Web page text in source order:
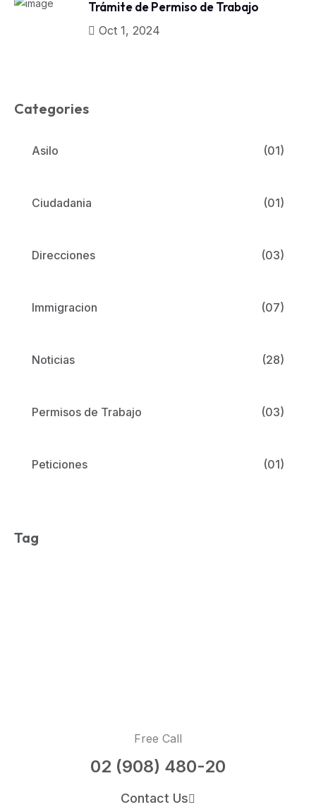
Trámite de Permiso de Trabajo
Oct 1, 2024
Categories
Asilo (01)
Ciudadania (01)
Direcciones (03)
Immigracion (07)
Noticias (28)
Permisos de Trabajo (03)
Peticiones (01)
Tag
Free Call
02 (908) 480-20
Contact Us